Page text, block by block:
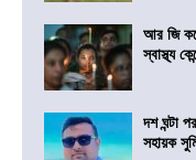
আর জি
স্বাস্থ্য
দশ ঘন্টা
সহায়ক